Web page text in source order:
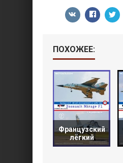
ПОХОЖЕЕ:
Французский
лёгкий